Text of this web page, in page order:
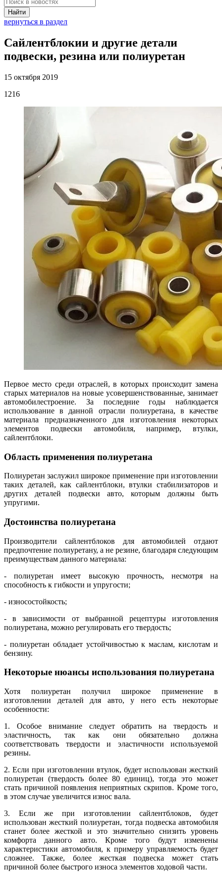
Найти
вернуться в раздел
Сайлентблокии и другие детали
подвески, резина или полиуретан
15 октября 2019
1216
Первое место среди отраслей, в которых происходит замена
старых материалов на новые усовершенствованные, занимает
автомобилестроение. За последние годы наблюдается
использование в данной отрасли полиуретана, в качестве
материала предназначенного для изготовления некоторых
элементов подвески автомобиля, например, втулки,
сайлентблоки.
Область применения полиуретана
Полиуретан заслужил широкое применение при изготовлении
таких деталей, как сайлентблоки, втулки стабилизаторов и
других деталей подвески авто, которым должны быть
упругими.
Достоинства полиуретана
Производители сайлентблоков для автомобилей отдают
предпочтение полиуретану, а не резине, благодаря следующим
преимуществам данного материала:
- полиуретан имеет высокую прочность, несмотря на
способность к гибкости и упругости;
- износостойкость;
- в зависимости от выбранной рецептуры изготовления
полиуретана, можно регулировать его твердость;
- полиуретан обладает устойчивостью к маслам, кислотам и
бензину.
Некоторые нюансы использования полиуретана
Хотя полиуретан получил широкое применение в
изготовлении деталей для авто, у него есть некоторые
особенности:
1. Особое внимание следует обратить на твердость и
эластичность, так как они обязательно должна
соответствовать твердости и эластичности используемой
резины.
2. Если при изготовлении втулок, будет использован жесткий
полиуретан (твердость более 80 единиц), тогда это может
стать причиной появления неприятных скрипов. Кроме того,
в этом случае увеличится износ вала.
3. Если же при изготовлении сайлентблоков, будет
использован жесткий полиуретан, тогда подвеска автомобиля
станет более жесткой и это значительно снизить уровень
комфорта данного авто. Кроме того будут изменены
характеристики автомобиля, к примеру управляемость будет
сложнее. Также, более жесткая подвеска может стать
причиной более быстрого износа элементов ходовой части.